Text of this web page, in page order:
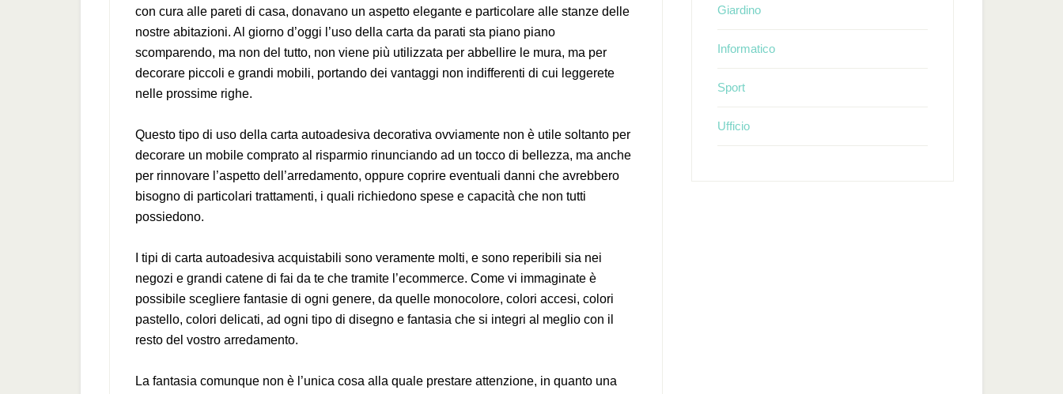
con cura alle pareti di casa, donavano un aspetto elegante e particolare alle stanze delle
nostre abitazioni. Al giorno d’oggi l’uso della carta da parati sta piano piano
scomparendo, ma non del tutto, non viene più utilizzata per abbellire le mura, ma per
decorare piccoli e grandi mobili, portando dei vantaggi non indifferenti di cui leggerete
nelle prossime righe.
Questo tipo di uso della carta autoadesiva decorativa ovviamente non è utile soltanto per
decorare un mobile comprato al risparmio rinunciando ad un tocco di bellezza, ma anche
per rinnovare l’aspetto dell’arredamento, oppure coprire eventuali danni che avrebbero
bisogno di particolari trattamenti, i quali richiedono spese e capacità che non tutti
possiedono.
I tipi di carta autoadesiva acquistabili sono veramente molti, e sono reperibili sia nei
negozi e grandi catene di fai da te che tramite l’ecommerce. Come vi immaginate è
possibile scegliere fantasie di ogni genere, da quelle monocolore, colori accesi, colori
pastello, colori delicati, ad ogni tipo di disegno e fantasia che si integri al meglio con il
resto del vostro arredamento.
La fantasia comunque non è l’unica cosa alla quale prestare attenzione, in quanto una
Giardino
Informatico
Sport
Ufficio